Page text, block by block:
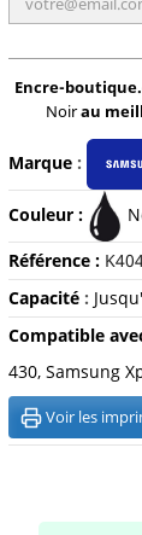
Encre-
Noirau
Marque:
Couleur :
Référence :K
Capacité:
Compatible
430, Samsung
Voir les